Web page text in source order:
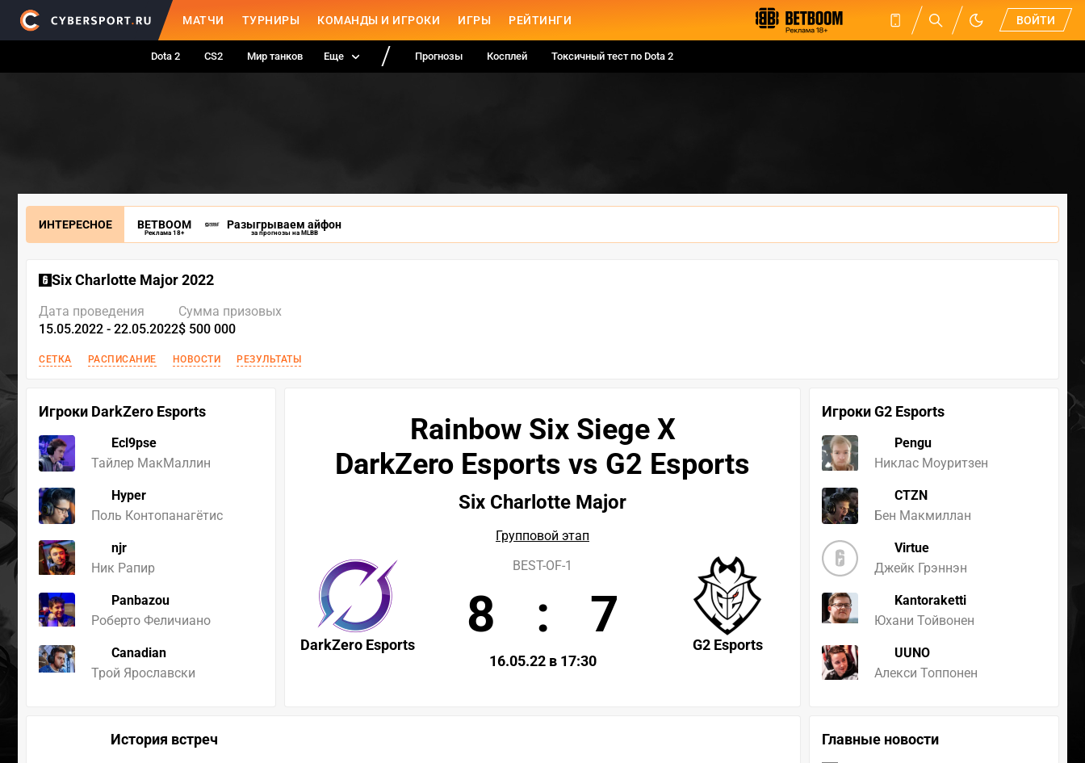
МАТЧИ ТУРНИРЫ КОМАНДЫ И ИГРОКИ ИГРЫ РЕЙТИНГИ ВОЙТИ
Dota 2 CS2 Мир танков Еще Прогнозы Косплей Токсичный тест по Dota 2
ИНТЕРЕСНОЕ BETBOOM
Реклама 18+
Разыгрываем айфон
за прогнозы на MLBB
Six Charlotte Major 2022
Дата проведения
15.05.2022 - 22.05.2022
Сумма призовых
$ 500 000
СЕТКА РАСПИСАНИЕ НОВОСТИ РЕЗУЛЬТАТЫ
Игроки DarkZero Esports
Ecl9pse
Тайлер МакМаллин
Hyper
Поль Контопанагётис
njr
Ник Рапир
Panbazou
Роберто Феличиано
Canadian
Трой Ярославски
Игроки G2 Esports
Pengu
Никлас Моуритзен
CTZN
Бен Макмиллан
Virtue
Джейк Грэннэн
Kantoraketti
Юхани Тойвонен
UUNO
Алекси Топпонен
Rainbow Six Siege X
DarkZero Esports vs G2 Esports
Six Charlotte Major
Групповой этап
DarkZero Esports G2 Esports
BEST-OF-1
8 : 7
16.05.22 в 17:30
История встреч Главные новости